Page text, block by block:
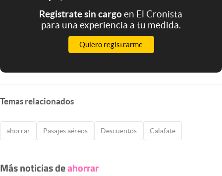
Registrate sin cargoen El Cronista
para una experiencia a tu medida.
Quiero registrarme
Temas relacionados
ahorrar Pasajes aéreos Descuentos Calafate
Más noticias deahorrar